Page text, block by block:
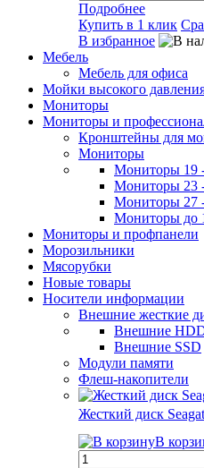
Подробнее
Купить в 1 клик
В избранное
Мебель
Мебель для офиса
Мойки высокого
Мониторы
Мониторы и
Кронштейны для
Мониторы
Мониторы 19
Мониторы 23
Мониторы 27
Мониторы до
Мониторы и профпанели
Морозильники
Мясорубки
Новые товары
Носители информации
Внешние жесткие
Внешние
Внешние SSD
Модули памяти
Флеш-накопители
Жесткий диск
В